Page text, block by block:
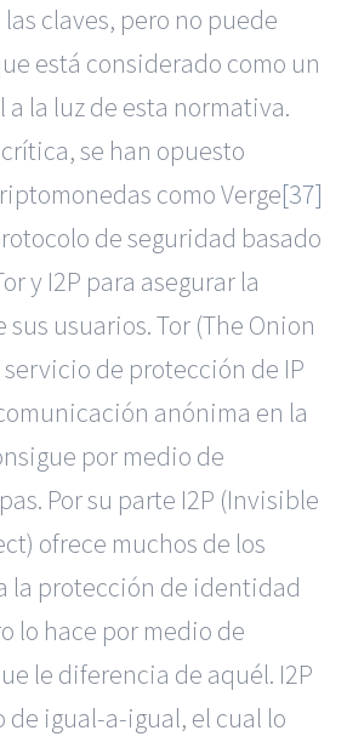
claves, pero no puede
está considerado como un
a la luz de esta normativa.
se han opuesto
como Verge[37]
de seguridad basado
y I2P para asegurar la
usuarios. Tor (The Onion
servicio de protección de IP
anónima en la
por medio de
Por su parte I2P (Invisible
ofrece muchos de los
la protección de identidad
lo hace por medio de
le diferencia de aquél. I2P
de igual-a-igual, el cual lo